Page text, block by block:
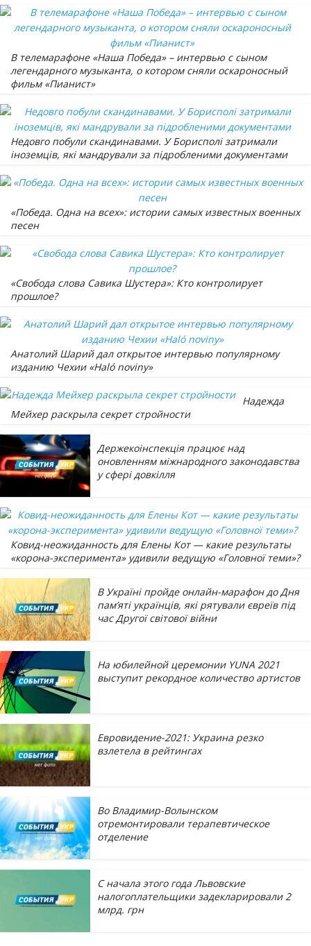
В телемарафоне «Наша Победа» – интервью с сыном
легендарного музыканта, о котором сняли оскароносный
фильм «Пианист»
Недовго побули скандинавами. У Борисполі затримали
іноземців, які мандрували за підробленими документами
«Победа. Одна на всех»: истории самых известных военных
песен
«Свобода слова Савика Шустера»: Кто контролирует
прошлое?
Анатолий Шарий дал открытое интервью популярному
изданию Чехии «Haló noviny»
Надежда
Мейхер раскрыла секрет стройности
Держекоінспекція працює над
оновленням міжнародного законодавства
у сфері довкілля
Ковид-неожиданность для Елены Кот — какие результаты
«корона-эксперимента» удивили ведущую «Головної теми»?
В Україні пройде онлайн-марафон до Дня
пам’яті українців, які рятували євреїв під
час Другої світової війни
На юбилейной церемонии YUNA 2021
выступит рекордное количество артистов
Евровидение-2021: Украина резко
взлетела в рейтингах
Во Владимир-Волынском
отремонтировали терапевтическое
отделение
С начала этого года Львовские
налогоплательщики задекларировали 2
млрд. грн